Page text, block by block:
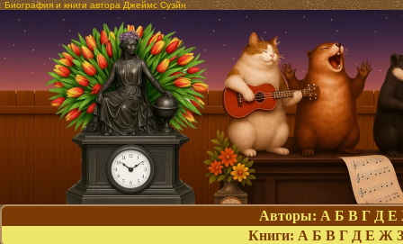
Биография и книги автора Джеймс Суэйн
Авторы: А Б В Г Д Е
Книги: А Б В Г Д Е Ж З